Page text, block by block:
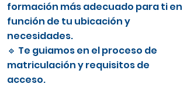
formación más adecuado para ti en
función de tu ubicación y
necesidades.
🔹 Te guiamos en el proceso de
matriculación y requisitos de
acceso.